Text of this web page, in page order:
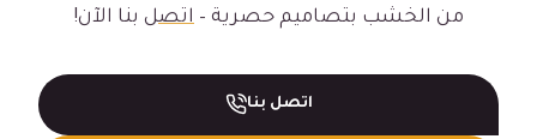
من الخشب بتصاميم حصرية – اتصل بنا الآن!
اتصل بنا